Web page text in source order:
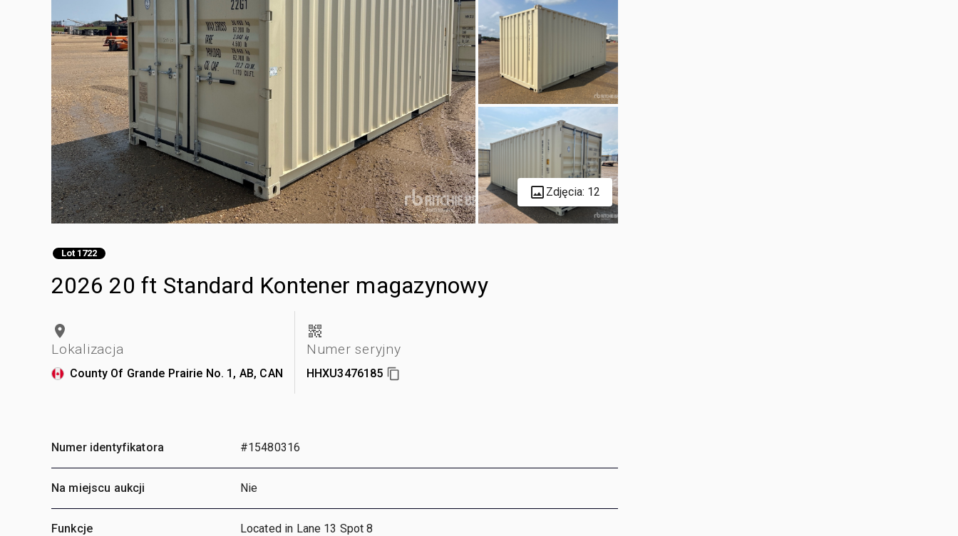
Zdjęcia: 12
Lot 1722
2026 20 ft Standard Kontener magazynowy
Lokalizacja
County Of Grande Prairie No. 1, AB, CAN
Numer seryjny
HHXU3476185
Numer identyfikatora #15480316
Na miejscu aukcji Nie
Funkcje Located in Lane 13 Spot 8